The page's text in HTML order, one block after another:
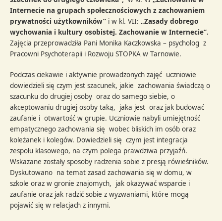
Internecie na grupach społecznościowych z zachowaniem
prywatności użytkowników” i w kl. VII: „Zasady dobrego
wychowania i kultury osobistej. Zachowanie w Internecie”.
Zajęcia przeprowadziła Pani Monika Kaczkowska – psycholog z
Pracowni Psychoterapii i Rozwoju STOPKA w Tarnowie.
Podczas ciekawie i aktywnie prowadzonych zajęć uczniowie
dowiedzieli się czym jest szacunek, jakie zachowania świadczą o
szacunku do drugiej osoby oraz do samego siebie, o
akceptowaniu drugiej osoby taką, jaka jest oraz jak budować
zaufanie i otwartość w grupie. Uczniowie nabyli umiejętność
empatycznego zachowania się wobec bliskich im osób oraz
koleżanek i kolegów. Dowiedzieli się czym jest integracja
zespołu klasowego, na czym polega prawdziwa przyjaźń.
Wskazane zostały sposoby radzenia sobie z presją rówieśników.
Dyskutowano na temat zasad zachowania się w domu, w
szkole oraz w gronie znajomych, jak okazywać wsparcie i
zaufanie oraz jak radzić sobie z wyzwaniami, które mogą
pojawić się w relacjach z innymi.